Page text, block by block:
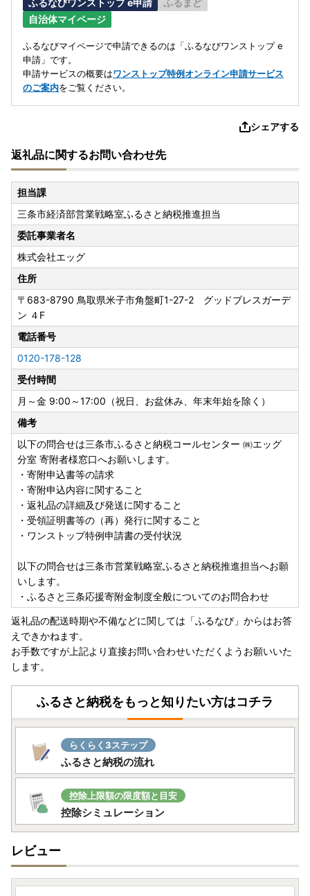
ふるなびワンストップ e申請
ふるまど
自治体マイページ
ふるなびマイページで申請できるのは「ふるなびワンストップ e
申請」です。
申請サービスの概要はワンストップ特例オンライン申請サービス
のご案内をご覧ください。
シェアする
返礼品に関するお問い合わせ先
担当課
三条市経済部営業戦略室ふるさと納税推進担当
委託事業者名
株式会社エッグ
住所
〒683-8790 鳥取県米子市角盤町1-27-2 グッドブレスガーデ
ン ４F
電話番号
0120-178-128
受付時間
月～金 9:00～17:00（祝日、お盆休み、年末年始を除く）
備考
以下の問合せは三条市ふるさと納税コールセンター ㈱エッグ
分室 寄附者様窓口へお願いします。
・寄附申込書等の請求
・寄附申込内容に関すること
・返礼品の詳細及び発送に関すること
・受領証明書等の（再）発行に関すること
・ワンストップ特例申請書の受付状況
以下の問合せは三条市営業戦略室ふるさと納税推進担当へお願
いします。
・ふるさと三条応援寄附金制度全般についてのお問合わせ
返礼品の配送時期や不備などに関しては「ふるなび」からはお答
えできかねます。
お手数ですが上記より直接お問い合わせいただくようお願いいた
します。
ふるさと納税をもっと知りたい方はコチラ
らくらく3ステップ
ふるさと納税の流れ
控除上限額の限度額と目安
控除シミュレーション
レビュー